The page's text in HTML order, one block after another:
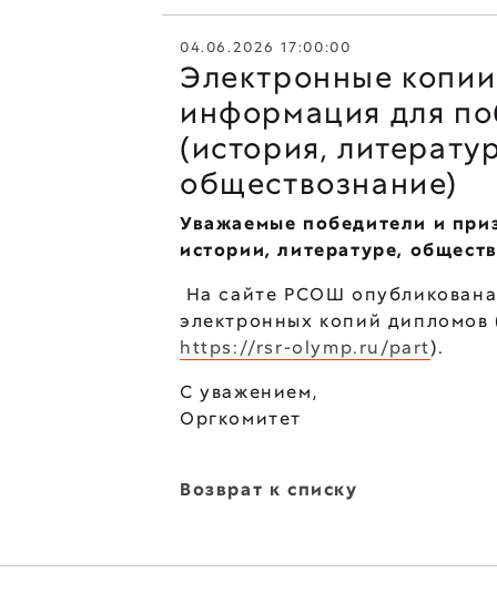
04.06.2026 17:00:00
Электронные
информация для
(история,
обществознание)
Уважаемые победители и
истории, литературе,
На сайте РСОШ
электронных копий дипломов
https://rsr-olymp.ru/part).
С уважением,
Оргкомитет
Возврат к списку